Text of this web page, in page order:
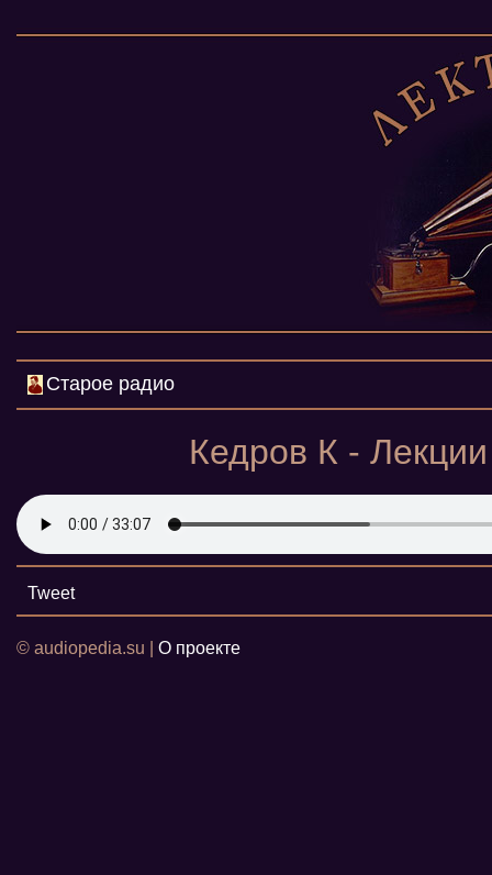
Старое радио
Кедров К -
Tweet
© audiopedia.su | О проекте